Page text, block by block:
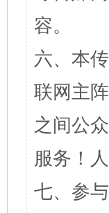
容。
六、本
联网主
之间公
服务！
七、参